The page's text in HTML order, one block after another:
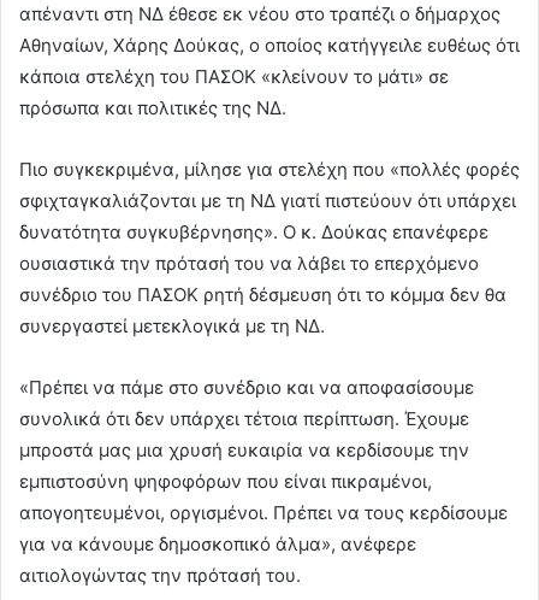
απέναντι στη ΝΔ έθεσε εκ νέου στο τραπέζι ο δήμαρχος
Αθηναίων, Χάρης Δούκας, ο οποίος κατήγγειλε ευθέως ότι
κάποια στελέχη του ΠΑΣΟΚ «κλείνουν το μάτι» σε
πρόσωπα και πολιτικές της ΝΔ.
Πιο συγκεκριμένα, μίλησε για στελέχη που «πολλές φορές
σφιχταγκαλιάζονται με τη ΝΔ γιατί πιστεύουν ότι υπάρχει
δυνατότητα συγκυβέρνησης». Ο κ. Δούκας επανέφερε
ουσιαστικά την πρότασή του να λάβει το επερχόμενο
συνέδριο του ΠΑΣΟΚ ρητή δέσμευση ότι το κόμμα δεν θα
συνεργαστεί μετεκλογικά με τη ΝΔ.
«Πρέπει να πάμε στο συνέδριο και να αποφασίσουμε
συνολικά ότι δεν υπάρχει τέτοια περίπτωση. Έχουμε
μπροστά μας μια χρυσή ευκαιρία να κερδίσουμε την
εμπιστοσύνη ψηφοφόρων που είναι πικραμένοι,
απογοητευμένοι, οργισμένοι. Πρέπει να τους κερδίσουμε
για να κάνουμε δημοσκοπικό άλμα», ανέφερε
αιτιολογώντας την πρότασή του.